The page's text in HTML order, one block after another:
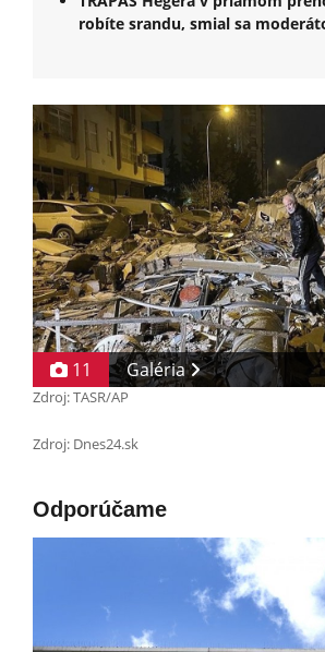
robíte srandu, smial sa
11 Galéria
Zdroj: TASR/AP
Zdroj: Dnes24.sk
Odporúčame